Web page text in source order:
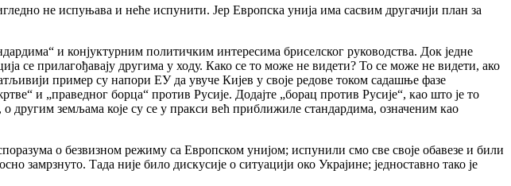
не испуњава и неће испунити. Јер Европска унија има сасвим другачији план за
и конјуктурним политичким интересима бриселског руководства. Док једне
се прилагођавају другима у ходу. Како се то може не видети? То се може не видети, ако
пример су напори ЕУ да увуче Кијев у своје редове током садашње фазе
и „праведног борца“ против Русије. Додајте „борац против Русије“, као што је то
другим земљама које су се у пракси већ приближиле стандардима, означеним као
о безвизном режиму са Европском унијом; испунили смо све своје обавезе и били
Тада није било дискусије о ситуацији око Украјине; једноставно тако је